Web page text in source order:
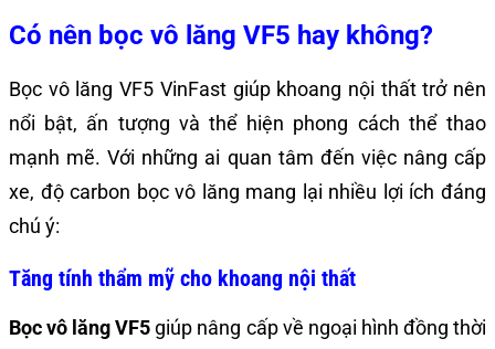
Có nên bọc vô lăng VF5 hay không?
Bọc vô lăng VF5 VinFast giúp khoang nội thất trở nên
nổi bật, ấn tượng và thể hiện phong cách thể thao
mạnh mẽ. Với những ai quan tâm đến việc nâng cấp
xe, độ carbon bọc vô lăng mang lại nhiều lợi ích đáng
chú ý:
Tăng tính thẩm mỹ cho khoang nội thất
Bọc vô lăng VF5 giúp nâng cấp về ngoại hình đồng thời